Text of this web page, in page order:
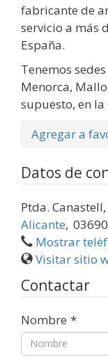
fabricante de
servicio a más
España.
Tenemos
Menorca,
supuesto, en
Agregar a
Datos de
Ptda.
Alicante, 03690
Mostrar
Visitar sitio
Contactar
Nombre *